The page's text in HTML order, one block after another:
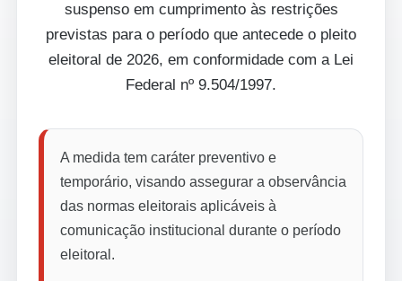
suspenso em cumprimento às restrições
previstas para o período que antecede o pleito
eleitoral de 2026, em conformidade com a Lei
Federal nº 9.504/1997.
A medida tem caráter preventivo e
temporário, visando assegurar a observância
das normas eleitorais aplicáveis à
comunicação institucional durante o período
eleitoral.